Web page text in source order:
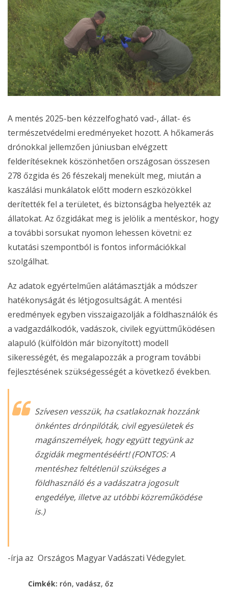
A mentés 2025-ben kézzelfogható vad-, állat- és
természetvédelmi eredményeket hozott. A hőkamerás
drónokkal jellemzően júniusban elvégzett
felderítéseknek köszönhetően országosan összesen
278 őzgida és 26 fészekalj menekült meg, miután a
kaszálási munkálatok előtt modern eszközökkel
derítették fel a területet, és biztonságba helyezték az
állatokat. Az őzgidákat meg is jelölik a mentéskor, hogy
a további sorsukat nyomon lehessen követni: ez
kutatási szempontból is fontos információkkal
szolgálhat.
Az adatok egyértelműen alátámasztják a módszer
hatékonyságát és létjogosultságát. A mentési
eredmények egyben visszaigazolják a földhasználók és
a vadgazdálkodók, vadászok, civilek együttműködésen
alapuló (külföldön már bizonyított) modell
sikerességét, és megalapozzák a program további
fejlesztésének szükségességét a következő években.
Szívesen vesszük, ha csatlakoznak hozzánk
önkéntes drónpilóták, civil egyesületek és
magánszemélyek, hogy együtt tegyünk az
őzgidák megmentéséért! (FONTOS: A
mentéshez feltétlenül szükséges a
földhasználó és a vadászatra jogosult
engedélye, illetve az utóbbi közreműködése
is.)
-írja az Országos Magyar Vadászati Védegylet.
Cimkék: rón, vadász, őz